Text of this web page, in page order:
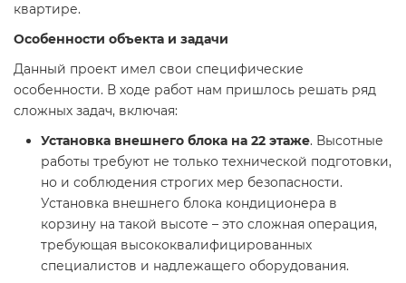
квартире.
Особенности объекта и задачи
Данный проект имел свои специфические
особенности. В ходе работ нам пришлось решать ряд
сложных задач, включая:
Установка внешнего блока на 22 этаже. Высотные
работы требуют не только технической подготовки,
но и соблюдения строгих мер безопасности.
Установка внешнего блока кондиционера в
корзину на такой высоте – это сложная операция,
требующая высококвалифицированных
специалистов и надлежащего оборудования.